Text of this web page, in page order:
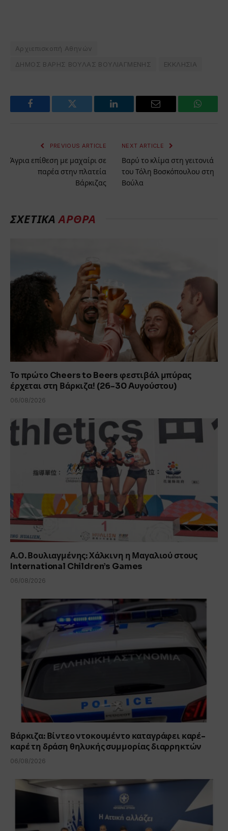
Αρχιεπισκοπή Αθηνών
ΔΗΜΟΣ ΒΑΡΗΣ ΒΟΥΛΑΣ ΒΟΥΛΙΑΓΜΕΝΗΣ
ΕΚΚΛΗΣΙΑ
Facebook Twitter LinkedIn Email
PREVIOUS ARTICLE
Άγρια επίθεση με μαχαίρι σε
παρέα στην πλατεία
Βάρκιζας
NEXT ARTICLE
Βαρύ το κλίμα στη γειτονιά
του Τόλη Βοσκόπουλου στη
Βούλα
ΣΧΕΤΙΚΆΆΡΘΡΑ
Το πρώτο Cheers to Beers φεστιβάλ μπύρας
έρχεται στη Βάρκιζα! (26-30 Aυγούστου)
06/08/2026
Α.Ο. Βουλιαγμένης: Χάλκινη η Μαγαλιού στους
International Children’s Games
06/08/2026
Βάρκιζα: Βίντεο ντοκουμέντο καταγράφει καρέ-
καρέ τη δράση θηλυκής συμμορίας διαρρηκτών
06/08/2026